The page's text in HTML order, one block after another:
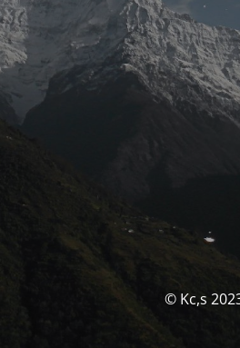
© Kc,s